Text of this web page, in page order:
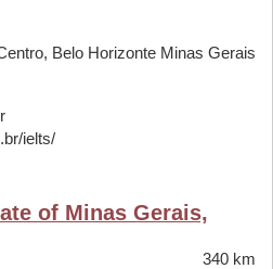
Belo Horizonte Minas Gerais
ielts/
of Minas Gerais,
340 km